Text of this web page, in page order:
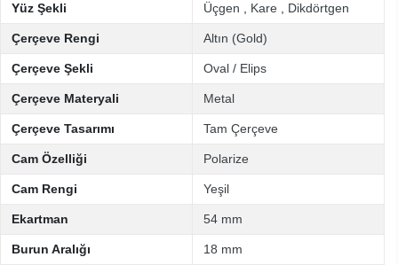
Yüz Şekli Üçgen Kare Dikdörtgen
Çerçeve Rengi Altın (Gold)
Çerçeve Şekli Oval / Elips
Çerçeve Materyali Metal
Çerçeve Tasarımı Tam Çerçeve
Cam Özelliği Polarize
Cam Rengi Yeşil
Ekartman 54 mm
Burun Aralığı 18 mm